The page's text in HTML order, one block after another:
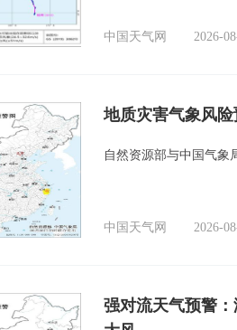
中国天气网 2026-
地质灾害气象风
自然资源部与中国气象
中国天气网 2026-
强对流天气预警